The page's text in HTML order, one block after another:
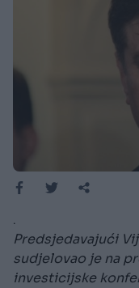
.
Predsjedavajući
sudjelovao je na
investicijske